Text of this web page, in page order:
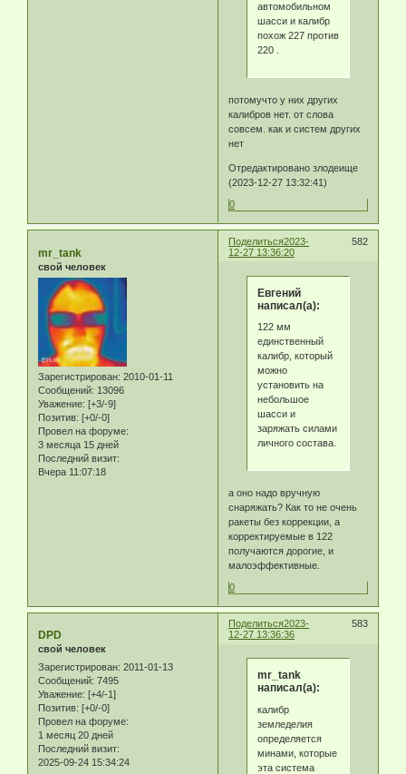
автомобильном
шасси и калибр
похож 227 против
220 .
потомучто у них других
калибров нет. от слова
совсем. как и систем других
нет
Отредактировано злодеище
(2023-12-27 13:32:41)
0
Поделиться 582
2023-
12-27 13:36:20
mr_tank
свой человек
Зарегистрирован: 2010-01-11
Сообщений: 13096
Уважение: [+3/-9]
Позитив: [+0/-0]
Провел на форуме:
3 месяца 15 дней
Последний визит:
Вчера 11:07:18
Eвгeний
написал(а):
122 мм
единственный
калибр, который
можно
установить на
небольшое
шасси и
заряжать силами
личного состава.
а оно надо вручную
снаряжать? Как то не очень
ракеты без коррекции, а
корректируемые в 122
получаются дорогие, и
малоэффективные.
0
Поделиться 583
2023-
12-27 13:36:36
DPD
свой человек
Зарегистрирован: 2011-01-13
Сообщений: 7495
Уважение: [+4/-1]
Позитив: [+0/-0]
Провел на форуме:
1 месяц 20 дней
Последний визит:
2025-09-24 15:34:24
mr_tank
написал(а):
калибр
земледелия
определяется
минами, которые
эта система